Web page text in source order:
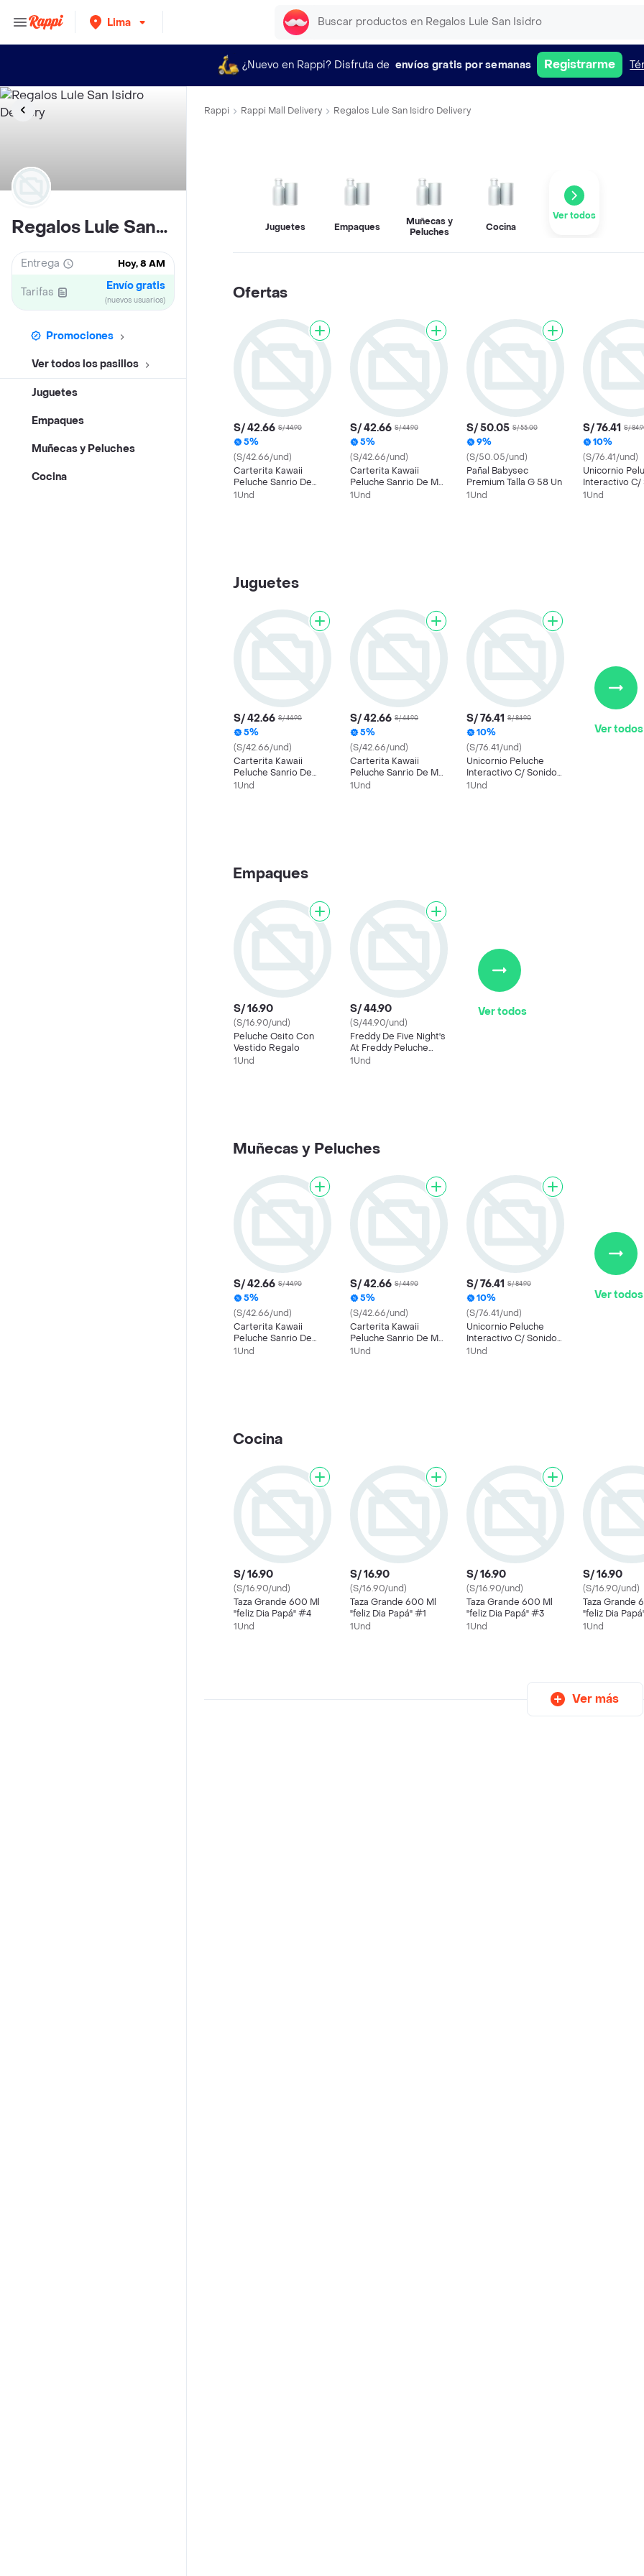
Lima
¿Nuevo en Rappi? Disfruta de envíos gratis por semanas Registrarme
Regalos Lule San Isidro
Entrega Hoy, 8 AM
Tarifas Envío gratis
(nuevos usuarios)
Promociones
Ver todos los pasillos
Juguetes
Empaques
Muñecas y Peluches
Cocina
Rappi Rappi Mall Delivery Regalos Lule San Isidro Delivery
Juguetes Empaques
Muñecas y
Peluches
Cocina
Ver todos
Ofertas
S/ 42.66 S/ 44.90
5%
(S/42.66/und)
Carterita Kawaii
Peluche Sanrio De
Kuromi
1Und
S/ 42.66 S/ 44.90
5%
(S/42.66/und)
Carterita Kawaii
Peluche Sanrio De My
Melody
1Und
S/ 50.05 S/ 55.00
9%
(S/50.05/und)
Pañal Babysec
Premium Talla G 58 Un
1Und
S/ 76.41 S/
10%
(S/76.41/und)
Unicornio
Interactivo C/
Y Movimientos
1Und
Juguetes
S/ 42.66 S/ 44.90
5%
(S/42.66/und)
Carterita Kawaii
Peluche Sanrio De
Kuromi
1Und
S/ 42.66 S/ 44.90
5%
(S/42.66/und)
Carterita Kawaii
Peluche Sanrio De My
Melody
1Und
S/ 76.41 S/ 84.90
10%
(S/76.41/und)
Unicornio Peluche
Interactivo C/ Sonido
Y Movimientos
1Und
Ver todos
Empaques
S/ 16.90
(S/16.90/und)
Peluche Osito Con
Vestido Regalo
1Und
S/ 44.90
(S/44.90/und)
Freddy De Five Night's
At Freddy Peluche
Grande
1Und
Ver todos
Muñecas y Peluches
S/ 42.66 S/ 44.90
5%
(S/42.66/und)
Carterita Kawaii
Peluche Sanrio De
Kuromi
1Und
S/ 42.66 S/ 44.90
5%
(S/42.66/und)
Carterita Kawaii
Peluche Sanrio De My
Melody
1Und
S/ 76.41 S/ 84.90
10%
(S/76.41/und)
Unicornio Peluche
Interactivo C/ Sonido
Y Movimientos
1Und
Ver todos
Cocina
S/ 16.90
(S/16.90/und)
Taza Grande 600 Ml
"feliz Dia Papá" #4
1Und
S/ 16.90
(S/16.90/und)
Taza Grande 600 Ml
"feliz Dia Papá" #1
1Und
S/ 16.90
(S/16.90/und)
Taza Grande 600 Ml
"feliz Dia Papá" #3
1Und
S/ 16.90
(S/16.90/und)
Taza Grande
"feliz Dia
1Und
Ver más